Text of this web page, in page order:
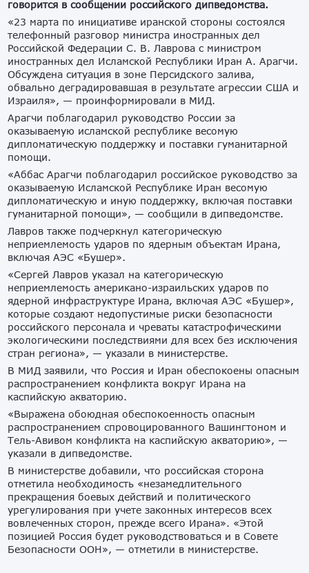
говорится в сообщении российского дипведомства.
«23 марта по инициативе иранской стороны состоялся
телефонный разговор министра иностранных дел
Российской Федерации С. В. Лаврова с министром
иностранных дел Исламской Республики Иран А. Арагчи.
Обсуждена ситуация в зоне Персидского залива,
обвально деградировавшая в результате агрессии США и
Израиля», — проинформировали в МИД.
Арагчи поблагодарил руководство России за
оказываемую исламской республике весомую
дипломатическую поддержку и поставки гуманитарной
помощи.
«Аббас Арагчи поблагодарил российское руководство за
оказываемую Исламской Республике Иран весомую
дипломатическую и иную поддержку, включая поставки
гуманитарной помощи», — сообщили в дипведомстве.
Лавров также подчеркнул категорическую
неприемлемость ударов по ядерным объектам Ирана,
включая АЭС «Бушер».
«Сергей Лавров указал на категорическую
неприемлемость американо-израильских ударов по
ядерной инфраструктуре Ирана, включая АЭС «Бушер»,
которые создают недопустимые риски безопасности
российского персонала и чреваты катастрофическими
экологическими последствиями для всех без исключения
стран региона», — указали в министерстве.
В МИД заявили, что Россия и Иран обеспокоены опасным
распространением конфликта вокруг Ирана на
каспийскую акваторию.
«Выражена обоюдная обеспокоенность опасным
распространением спровоцированного Вашингтоном и
Тель-Авивом конфликта на каспийскую акваторию», —
указали в дипведомстве.
В министерстве добавили, что российская сторона
отметила необходимость «незамедлительного
прекращения боевых действий и политического
урегулирования при учете законных интересов всех
вовлеченных сторон, прежде всего Ирана». «Этой
позицией Россия будет руководствоваться и в Совете
Безопасности ООН», — отметили в министерстве.